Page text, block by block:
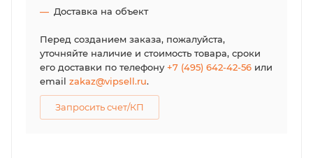
Доставка на объект
Перед созданием заказа, пожалуйста,
уточняйте наличие и стоимость товара, сроки
его доставки по телефону+7 (495) 642-42-56 или
email zakaz@vipsell.ru.
Запросить счет/КП